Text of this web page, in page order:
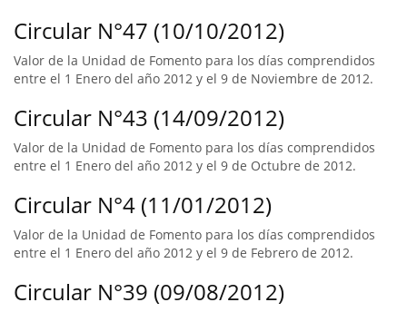
Circular N°47 (10/10/2012)
Valor de la Unidad de Fomento para los días comprendidos
entre el 1 Enero del año 2012 y el 9 de Noviembre de 2012.
Circular N°43 (14/09/2012)
Valor de la Unidad de Fomento para los días comprendidos
entre el 1 Enero del año 2012 y el 9 de Octubre de 2012.
Circular N°4 (11/01/2012)
Valor de la Unidad de Fomento para los días comprendidos
entre el 1 Enero del año 2012 y el 9 de Febrero de 2012.
Circular N°39 (09/08/2012)